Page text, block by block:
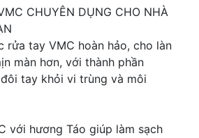
CHUYÊN DỤNG CHO NHÀ
rửa tay VMC hoàn hảo, cho làn
màn hơn, với thành phần
tay khỏi vi trùng và môi
với hương Táo giúp làm sạch